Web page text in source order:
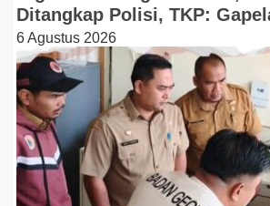
Ditangkap Polisi, TKP:
6 Agustus 2026